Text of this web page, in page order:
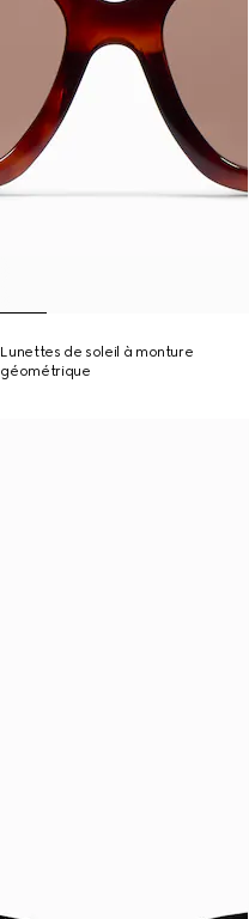
Lunettes de soleil à monture
géométrique